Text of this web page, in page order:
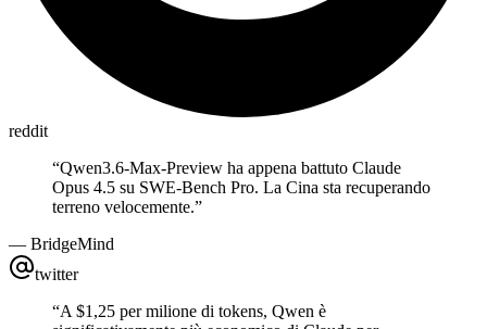
reddit
“Qwen3.6-Max-Preview ha appena battuto Claude
Opus 4.5 su SWE-Bench Pro. La Cina sta recuperando
terreno velocemente.”
— BridgeMind
twitter
“A $1,25 per milione di tokens, Qwen è